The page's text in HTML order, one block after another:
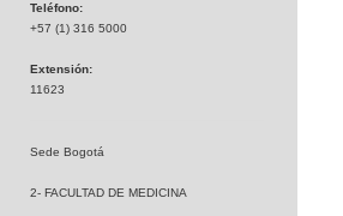
Teléfono:
+57 (1) 316 5000
Extensión:
11623
Sede Bogotá
2- FACULTAD DE MEDICINA